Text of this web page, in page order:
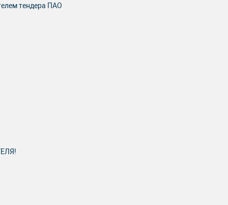
тендера ПАО